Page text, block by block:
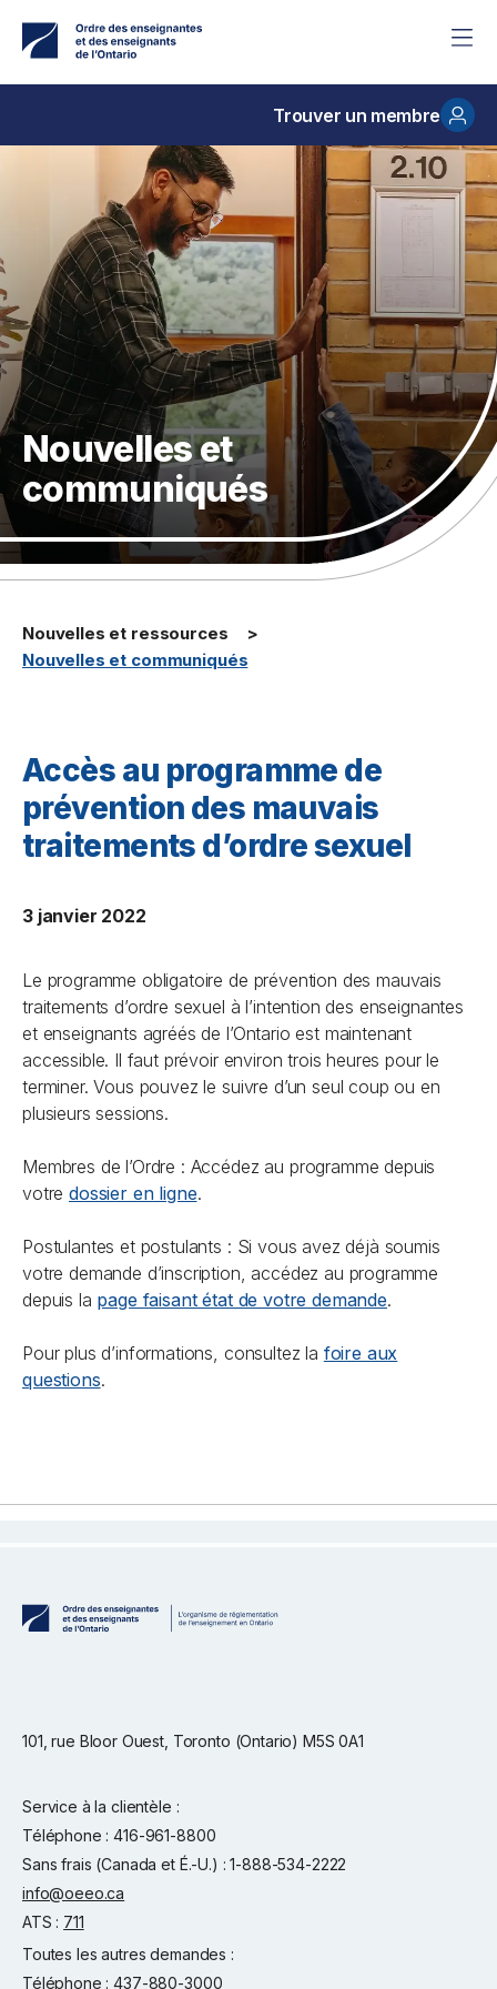
contenu
Trouver un membre
Nouvelles et
communiqués
Nouvelles et ressources
Nouvelles et communiqués
Accès au programme de
prévention des mauvais
traitements d’ordre sexuel
3 janvier 2022
Le programme obligatoire de prévention des mauvais
traitements d’ordre sexuel à l’intention des enseignantes
et enseignants agréés de l’Ontario est maintenant
accessible. Il faut prévoir environ trois heures pour le
terminer. Vous pouvez le suivre d’un seul coup ou en
plusieurs sessions.
Membres de l’Ordre : Accédez au programme depuis
votredossier en ligne.
Postulantes et postulants : Si vous avez déjà soumis
votre demande d’inscription, accédez au programme
depuis la page faisant état de votre demande.
Pour plus d’informations, consultez la foire aux
questions.
101, rue Bloor Ouest, Toronto (Ontario) M5S 0A1
Service à la clientèle :
Téléphone : 416-961-8800
Sans frais (Canada et É.-U.) : 1-888-534-2222
info@oeeo.ca
ATS : 711
Toutes les autres demandes :
Téléphone : 437-880-3000